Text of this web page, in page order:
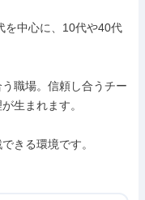
を中心に、10代や40代
職場。信頼し合うチー
生まれます。
きる環境です。